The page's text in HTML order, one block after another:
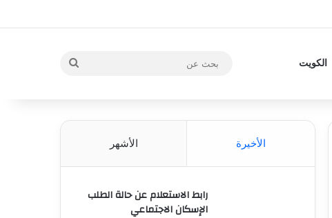
الكويت
بحث
الأخيرة الأشهر
رابط الاستعلام عن حالة الطلب
الإسكان الاجتماعي